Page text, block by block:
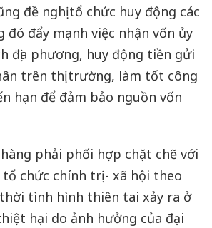
đề nghị tổ chức huy động các
đó đẩy mạnh việc nhận vốn ủy
địa phương, huy động tiền gửi
trên thị trường, làm tốt công
hạn để đảm bảo nguồn vốn
phải phối hợp chặt chẽ với
tổ chức chính trị - xã hội theo
tình hình thiên tai xảy ra ở
hại do ảnh hưởng của đại